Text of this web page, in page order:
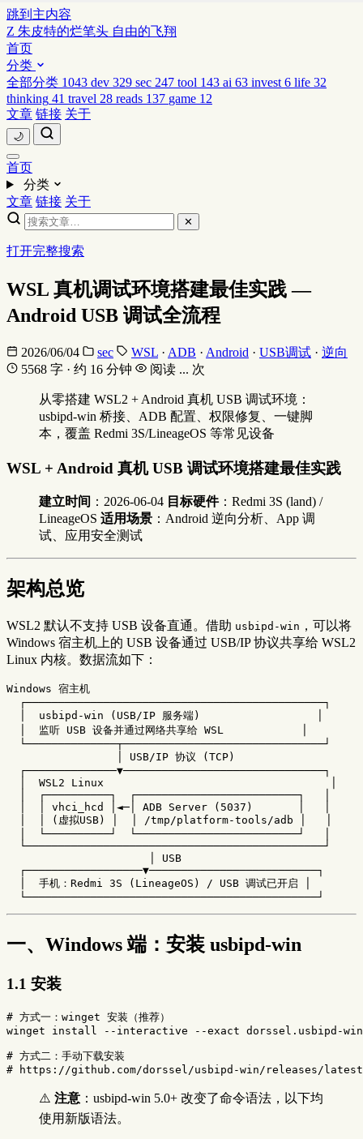
跳到主内容
Z 朱皮特的烂笔头 自由的飞翔
首页
分类
全部分类 1043 dev 329 sec 247 tool 143 ai 63 invest 6 life 32
thinking 41 travel 28 reads 137 game 12
文章 链接 关于
🌙
首页
分类
文章 链接 关于
✕
打开完整搜索
WSL 真机调试环境搭建最佳实践 —
Android USB 调试全流程
2026/06/04 sec WSL · ADB · Android · USB调试 · 逆向
5568 字 · 约 16 分钟
阅读 ... 次
从零搭建 WSL2 + Android 真机 USB 调试环境：
usbipd-win 桥接、ADB 配置、权限修复、一键脚
本，覆盖 Redmi 3S/LineageOS 等常见设备
WSL + Android 真机 USB 调试环境搭建最佳实践
建立时间 ：2026-06-04 目标硬件：Redmi 3S (land) /
LineageOS 适用场景 ：Android 逆向分析、App 调
试、应用安全测试
架构总览
WSL2 默认不支持 USB 设备直通。借助 usbipd-win ，可以将
Windows 宿主机上的 USB 设备通过 USB/IP 协议共享给 WSL2
Linux 内核。数据流如下：
Windows 宿主机
  ┌──────────────────────────────────────────────┐
  │  usbipd-win (USB/IP 服务端)                  │
  │  监听 USB 设备并通过网络共享给 WSL            │
  └──────────────┬───────────────────────────────┘
                 │ USB/IP 协议 (TCP)
  ┌──────────────▼───────────────────────────────┐
  │  WSL2 Linux                                   │
  │  ┌──────────┐  ┌─────────────────────────┐   │
  │  │ vhci_hcd │◄─│ ADB Server (5037)       │   │
  │  │ (虚拟USB) │  │ /tmp/platform-tools/adb │   │
  │  └──────────┘  └─────────────────────────┘   │
  └──────────────────────────────────────────────┘
                      │ USB
  ┌──────────────────▼──────────────────────────┐
  │  手机：Redmi 3S (LineageOS) / USB 调试已开启 │
一、Windows 端：安装 usbipd-win
1.1 安装
# 方式一：winget 安装（推荐）
winget
install --interactive --exact dorssel.usbipd-win
# 方式二：手动下载安装
# https://github.com/dorssel/usbipd-win/releases/latest
⚠️ 注意 ：usbipd-win 5.0+ 改变了命令语法，以下均
使用新版语法。